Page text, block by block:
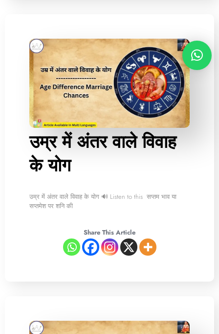
उम्र में अंतर वाले विवाह
के योग
उम्र में अंतर वाले विवाह के योग 🔊 Listen to this सप्तम भाव या
सप्तमेश पर शनि की
Share This Article